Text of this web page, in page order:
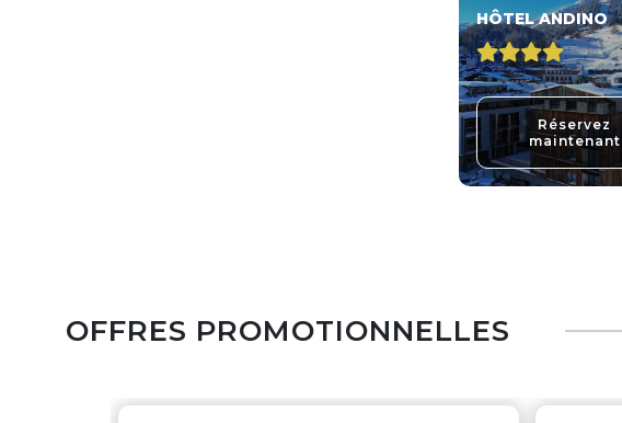
HÔTEL ANDINO
Réservez
maintenant
OFFRES PROMOTIONNELLES